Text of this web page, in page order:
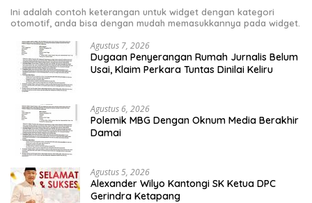
Ini adalah contoh keterangan untuk widget dengan kategori
otomotif, anda bisa dengan mudah memasukkannya pada widget.
Agustus 7, 2026
Dugaan Penyerangan Rumah Jurnalis Belum
Usai, Klaim Perkara Tuntas Dinilai Keliru
Agustus 6, 2026
Polemik MBG Dengan Oknum Media Berakhir
Damai
Agustus 5, 2026
Alexander Wilyo Kantongi SK Ketua DPC
Gerindra Ketapang